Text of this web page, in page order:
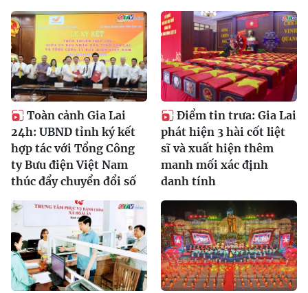
Toàn cảnh Gia Lai
24h: UBND tỉnh ký kết
hợp tác với Tổng Công
ty Bưu điện Việt Nam
thúc đẩy chuyển đổi số
Điểm tin trưa: Gia Lai
phát hiện 3 hài cốt liệt
sĩ và xuất hiện thêm
manh mối xác định
danh tính